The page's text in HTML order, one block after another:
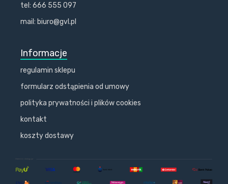
tel: 666 555 097
mail: biuro@gvl.pl
Informacje
regulamin sklepu
formularz odstąpienia od umowy
polityka prywatności i plików cookies
kontakt
koszty dostawy